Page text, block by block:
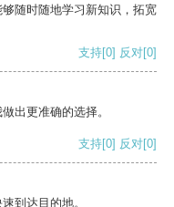
随时随地学习新知识，拓宽
支持[0] 反对[0]
出更准确的选择。
支持[0] 反对[0]
到达目的地。